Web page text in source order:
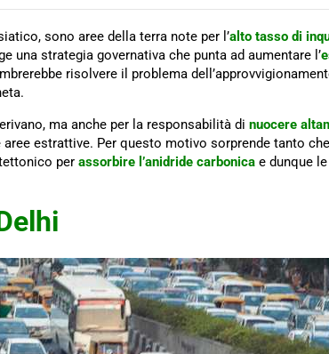
sono aree della terra note per l’alto tasso di
una strategia governativa che punta ad aumentare l’
risolvere il problema
ma anche per la responsabilità di nuocere
estrattive. Per questo motivo sorprende tanto
per assorbire l’anidride carbonica e dunque